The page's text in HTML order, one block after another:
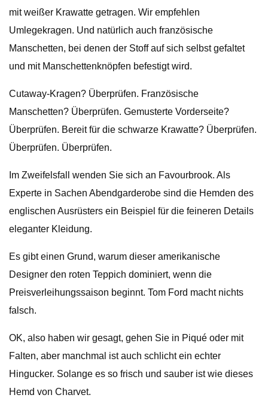
mit weißer Krawatte getragen. Wir empfehlen
Umlegekragen. Und natürlich auch französische
Manschetten, bei denen der Stoff auf sich selbst gefaltet
und mit Manschettenknöpfen befestigt wird.
Cutaway-Kragen? Überprüfen. Französische
Manschetten? Überprüfen. Gemusterte Vorderseite?
Überprüfen. Bereit für die schwarze Krawatte? Überprüfen.
Überprüfen. Überprüfen.
Im Zweifelsfall wenden Sie sich an Favourbrook. Als
Experte in Sachen Abendgarderobe sind die Hemden des
englischen Ausrüsters ein Beispiel für die feineren Details
eleganter Kleidung.
Es gibt einen Grund, warum dieser amerikanische
Designer den roten Teppich dominiert, wenn die
Preisverleihungssaison beginnt. Tom Ford macht nichts
falsch.
OK, also haben wir gesagt, gehen Sie in Piqué oder mit
Falten, aber manchmal ist auch schlicht ein echter
Hingucker. Solange es so frisch und sauber ist wie dieses
Hemd von Charvet.